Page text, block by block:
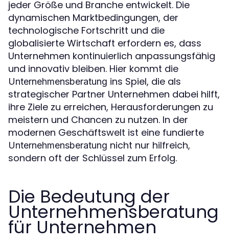
jeder Größe und Branche entwickelt. Die
dynamischen Marktbedingungen, der
technologische Fortschritt und die
globalisierte Wirtschaft erfordern es, dass
Unternehmen kontinuierlich anpassungsfähig
und innovativ bleiben. Hier kommt die
Unternehmensberatung ins Spiel, die als
strategischer Partner Unternehmen dabei hilft,
ihre Ziele zu erreichen, Herausforderungen zu
meistern und Chancen zu nutzen. In der
modernen Geschäftswelt ist eine fundierte
Unternehmensberatung nicht nur hilfreich,
sondern oft der Schlüssel zum Erfolg.
Die Bedeutung der
Unternehmensberatung
für Unternehmen